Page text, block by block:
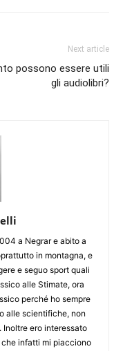
Next article
possono essere utili
gli audiolibri?
a Negrar e abito a
in montagna, e
e seguo sport quali
alle Stimate, ora
perché ho sempre
alle scientifiche, non
ero interessato
infatti mi piacciono